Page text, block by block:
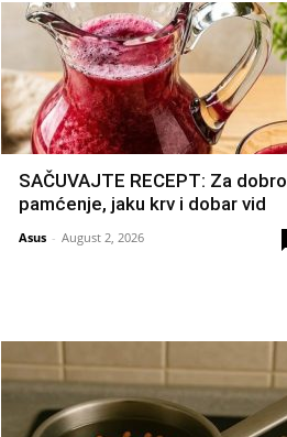
SAČUVAJTE RECEPT: Za dobro
pamćenje, jaku krv i dobar vid
Asus - August 2, 2026